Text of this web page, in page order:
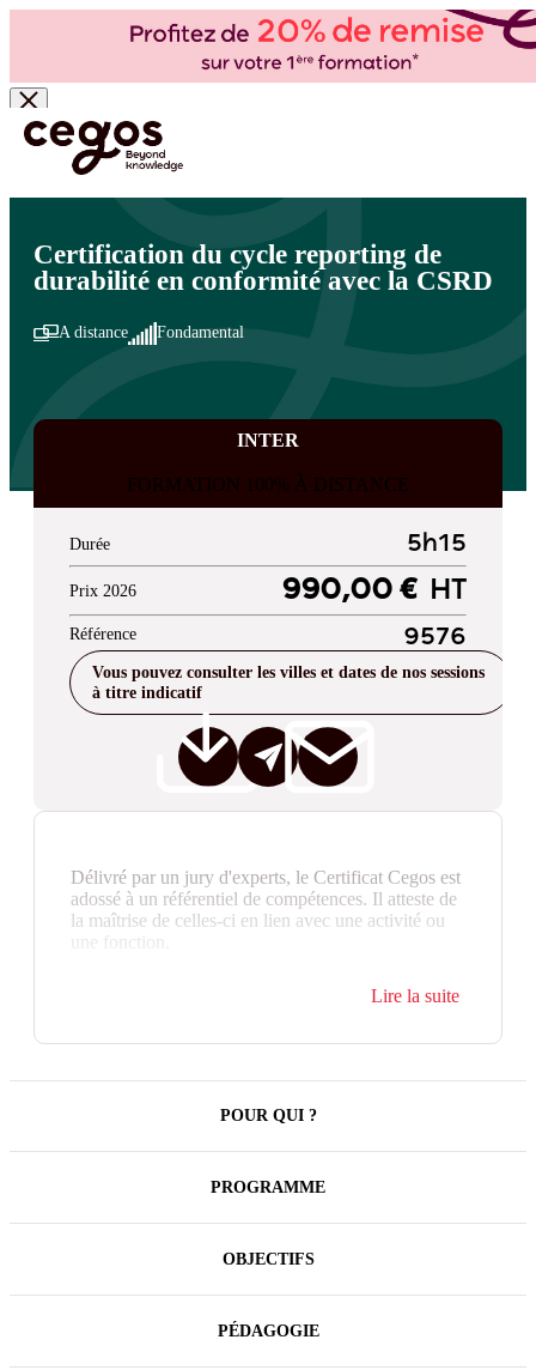
Skip to main content
Vous êtes ici : Accueil >Cegos, organisme de formation à Paris et en régions
>Finance - Trésorerie
Certification du cycle reporting de
durabilité en conformité avec la CSRD
A distance Fondamental
INTER
FORMATION 100% À DISTANCE
Durée 5h15
Prix 2026 990,00 € HT
Référence 9576
Vous pouvez consulter les villes et dates de nos sessions
à titre indicatif
Délivré par un jury d'experts, le Certificat Cegos est
adossé à un référentiel de compétences. Il atteste de
la maîtrise de celles-ci en lien avec une activité ou
une fonction.
Lire la suite
POUR QUI ?
PROGRAMME
OBJECTIFS
PÉDAGOGIE